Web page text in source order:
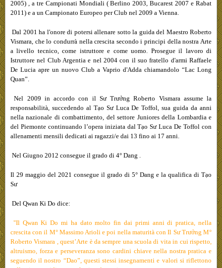
2005) , a tre Campionati Mondiali ( Berlino 2003, Bucarest 2007 e Rabat
2011) e a un Campionato Europeo per Club nel 2009 a Vienna.
Dal 2001 ha l'onore di potersi allenare sotto la guida del Maestro Roberto
Vismara, che lo condurrà nella crescita secondo i principi della nostra Arte
a livello tecnico, come istruttore e come uomo. Prosegue il lavoro di
Istruttore nel Club Argentia e nel 2004 con il suo fratello d'armi Raffaele
De Lucia apre un nuovo Club a Vaprio d'Adda chiamandolo “Lac Long
Quan”.
Nel 2009 in accordo con il Sư Trưởng Roberto Vismara assume la
responsabilità, succedendo al Tạo SưLuca De Toffol, sua guida da anni
nella nazionale di combattimento, del settore Juniores della Lombardia e
del Piemonte continuando l’opera iniziata dalTạo SưLuca De Toffol con
allenamenti mensili dedicati ai ragazzi/e dai 13 fino ai 17 anni.
Nel Giugno 2012 consegue il grado di 4° Dang .
Il 29 maggio del 2021 consegue il grado di 5° Dang e la qualifica di Tạo
Sư
Del Qwan Ki Do dice:
"Il Qwan Ki Do mi ha dato molto fin dai primi anni di pratica, nella
crescita con il M° Massimo Arioli e poi nella maturità con Il Sư Trưởng M°
Roberto Vismara , quest’Arte è da sempre una scuola di vita in cui rispetto,
altruismo, forza e perseveranza sono cardini chiave nella nostra pratica e
seguendo il nostro “Dao”, questi stessi insegnamenti e valori si riflettono